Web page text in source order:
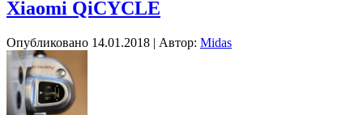
Xiaomi QiCYCLE
Опубликовано 14.01.2018 | Автор: Midas